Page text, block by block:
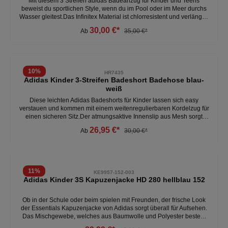
beweist du sportlichen Style, wenn du im Pool oder im Meer durchs
Wasser gleitest.Das Infinitex Material ist chlorresistent und verlängert
- chlorresistent - 78% Polyamid, 22% Elasthan - schnell trockenend -
Ab 30,00 €* 35,00 €*
10% HR7435
Adidas Kinder 3-Streifen Badeshort Badehose blau-
weiß
Diese leichten Adidas Badeshorts für Kinder lassen sich easy
verstauen und kommen mit einem weitenregulierbaren Kordelzug für
einen sicheren Sitz.Der atmungsaktive Innenslip aus Mesh sorgt
Bund mit innen liegendem Kordelzug - Bequemes, leichtes
Ab 26,95 €* 30,00 €*
11% KE9957-152-003
Adidas Kinder 3S Kapuzenjacke HD 280 hellblau 152
Ob in der Schule oder beim spielen mit Freunden, der frische Look
der Essentials Kapuzenjacke von Adidas sorgt überall für Aufsehen.
Das Mischgewebe, welches aus Baumwolle und Polyester besteht